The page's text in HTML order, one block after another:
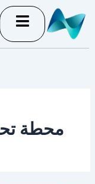
إلى
المحتوى
محطة